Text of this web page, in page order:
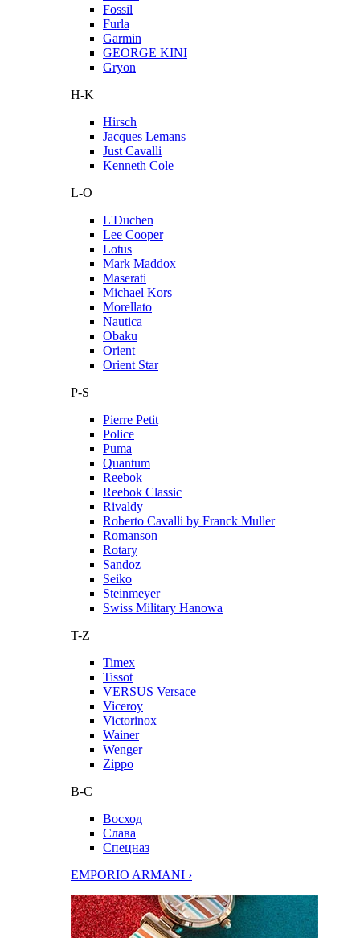
Fossil
Furla
Garmin
GEORGE KINI
Gryon
H-K
Hirsch
Jacques Lemans
Just Cavalli
Kenneth Cole
L-O
L'Duchen
Lee Cooper
Lotus
Mark Maddox
Maserati
Michael Kors
Morellato
Nautica
Obaku
Orient
Orient Star
P-S
Pierre Petit
Police
Puma
Quantum
Reebok
Reebok Classic
Rivaldy
Roberto Cavalli by Franck Muller
Romanson
Rotary
Sandoz
Seiko
Steinmeyer
Swiss Military Hanowa
T-Z
Timex
Tissot
VERSUS Versace
Viceroy
Victorinox
Wainer
Wenger
Zippo
В-С
Восход
Слава
Спецназ
EMPORIO ARMANI ›